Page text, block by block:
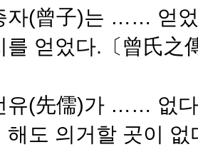
자(曾子)는 …… 얻었
를 얻었다.〔曾氏之
유(先儒)가 …… 없다
해도 의거할 곳이